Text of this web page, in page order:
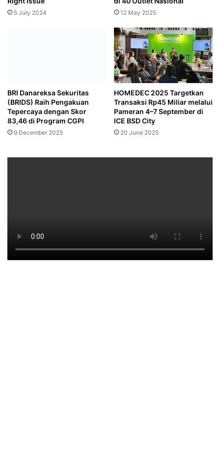
5 July 2024 12 May 2025
BRI Danareksa Sekuritas
(BRIDS) Raih Pengakuan
Tepercaya dengan Skor
83,46 di Program CGPI
9 December 2025
HOMEDEC 2025 Targetkan
Transaksi Rp45 Miliar melalui
Pameran 4–7 September di
ICE BSD City
20 June 2025